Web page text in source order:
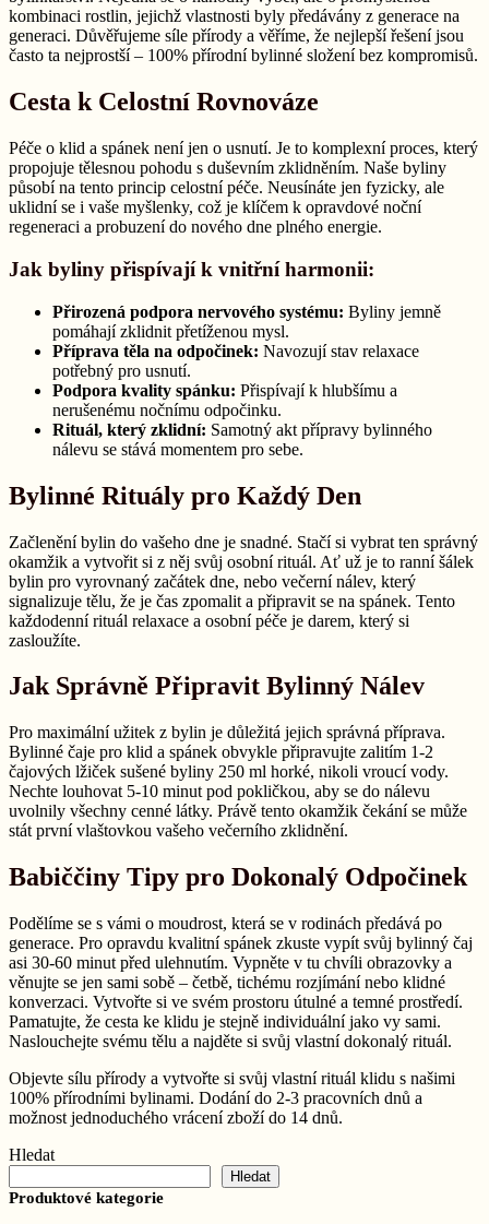
kombinaci rostlin, jejichž vlastnosti byly předávány z generace na
generaci. Důvěřujeme síle přírody a věříme, že nejlepší řešení jsou
často ta nejprostší – 100% přírodní bylinné složení bez kompromisů.
Cesta k Celostní Rovnováze
Péče o klid a spánek není jen o usnutí. Je to komplexní proces, který
propojuje tělesnou pohodu s duševním zklidněním. Naše byliny
působí na tento princip celostní péče. Neusínáte jen fyzicky, ale
uklidní se i vaše myšlenky, což je klíčem k opravdové noční
regeneraci a probuzení do nového dne plného energie.
Jak byliny přispívají k vnitřní harmonii:
Přirozená podpora nervového systému: Byliny jemně
pomáhají zklidnit přetíženou mysl.
Příprava těla na odpočinek: Navozují stav relaxace
potřebný pro usnutí.
Podpora kvality spánku: Přispívají k hlubšímu a
nerušenému nočnímu odpočinku.
Rituál, který zklidní: Samotný akt přípravy bylinného
nálevu se stává momentem pro sebe.
Bylinné Rituály pro Každý Den
Začlenění bylin do vašeho dne je snadné. Stačí si vybrat ten správný
okamžik a vytvořit si z něj svůj osobní rituál. Ať už je to ranní šálek
bylin pro vyrovnaný začátek dne, nebo večerní nálev, který
signalizuje tělu, že je čas zpomalit a připravit se na spánek. Tento
každodenní rituál relaxace a osobní péče je darem, který si
zasloužíte.
Jak Správně Připravit Bylinný Nálev
Pro maximální užitek z bylin je důležitá jejich správná příprava.
Bylinné čaje pro klid a spánek obvykle připravujte zalitím 1-2
čajových lžiček sušené byliny 250 ml horké, nikoli vroucí vody.
Nechte louhovat 5-10 minut pod pokličkou, aby se do nálevu
uvolnily všechny cenné látky. Právě tento okamžik čekání se může
stát první vlaštovkou vašeho večerního zklidnění.
Babiččiny Tipy pro Dokonalý Odpočinek
Podělíme se s vámi o moudrost, která se v rodinách předává po
generace. Pro opravdu kvalitní spánek zkuste vypít svůj bylinný čaj
asi 30-60 minut před ulehnutím. Vypněte v tu chvíli obrazovky a
věnujte se jen sami sobě – četbě, tichému rozjímání nebo klidné
konverzaci. Vytvořte si ve svém prostoru útulné a temné prostředí.
Pamatujte, že cesta ke klidu je stejně individuální jako vy sami.
Naslouchejte svému tělu a najděte si svůj vlastní dokonalý rituál.
Objevte sílu přírody a vytvořte si svůj vlastní rituál klidu s našimi
100% přírodními bylinami. Dodání do 2-3 pracovních dnů a
možnost jednoduchého vrácení zboží do 14 dnů.
Hledat
Hledat
Produktové kategorie